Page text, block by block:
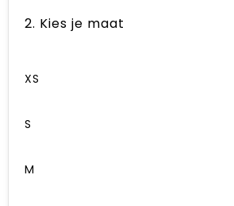
2. Kies je maat
XS
S
M